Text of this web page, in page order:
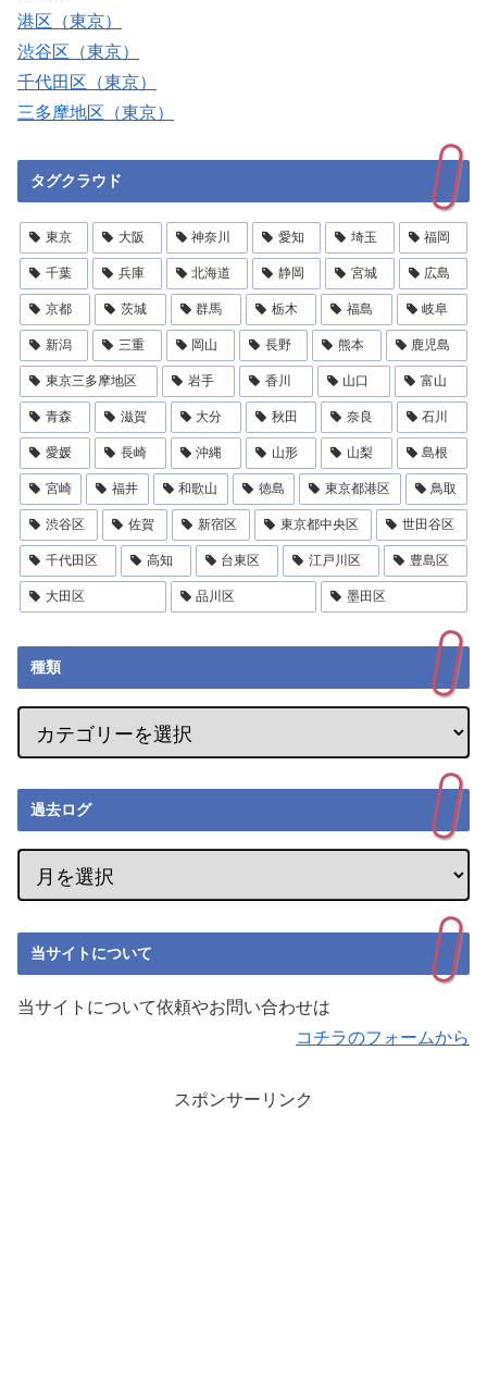
港区（東京）
渋谷区（東京）
千代田区（東京）
三多摩地区（東京）
タグクラウド
東京 大阪 神奈川 愛知 埼玉 福岡
千葉 兵庫 北海道 静岡 宮城 広島
京都 茨城 群馬 栃木 福島 岐阜
新潟 三重 岡山 長野 熊本 鹿児島
東京三多摩地区 岩手 香川 山口 富山
青森 滋賀 大分 秋田 奈良 石川
愛媛 長崎 沖縄 山形 山梨 島根
宮崎 福井 和歌山 徳島 東京都港区 鳥取
渋谷区 佐賀 新宿区 東京都中央区 世田谷区
千代田区 高知 台東区 江戸川区 豊島区
大田区 品川区 墨田区
種類
過去ログ
当サイトについて
当サイトについて依頼やお問い合わせは
コチラのフォームから
スポンサーリンク